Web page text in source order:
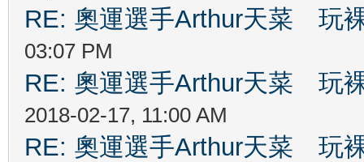
RE: 奧運選手Arthur天菜 玩
03:07 PM
RE: 奧運選手Arthur天菜 玩
2018-02-17, 11:00 AM
RE: 奧運選手Arthur天菜 玩